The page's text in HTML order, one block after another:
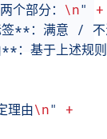
部分：
\n"
+
：满意 / 不
基于上述规则
理由
\n"
+